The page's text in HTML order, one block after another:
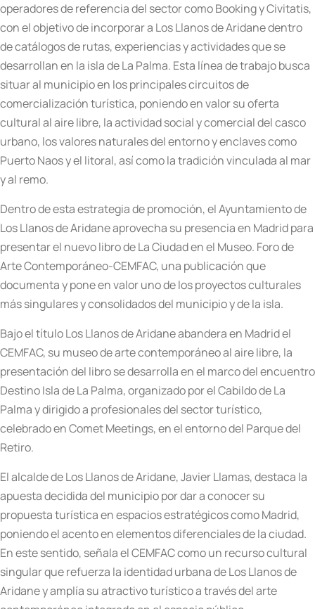
operadores de referencia del sector como Booking y Civitatis,
con el objetivo de incorporar a Los Llanos de Aridane dentro
de catálogos de rutas, experiencias y actividades que se
desarrollan en la isla de La Palma. Esta línea de trabajo busca
situar al municipio en los principales circuitos de
comercialización turística, poniendo en valor su oferta
cultural al aire libre, la actividad social y comercial del casco
urbano, los valores naturales del entorno y enclaves como
Puerto Naos y el litoral, así como la tradición vinculada al mar
y al remo.
Dentro de esta estrategia de promoción, el Ayuntamiento de
Los Llanos de Aridane aprovecha su presencia en Madrid para
presentar el nuevo libro de La Ciudad en el Museo. Foro de
Arte Contemporáneo-CEMFAC, una publicación que
documenta y pone en valor uno de los proyectos culturales
más singulares y consolidados del municipio y de la isla.
Bajo el título Los Llanos de Aridane abandera en Madrid el
CEMFAC, su museo de arte contemporáneo al aire libre, la
presentación del libro se desarrolla en el marco del encuentro
Destino Isla de La Palma, organizado por el Cabildo de La
Palma y dirigido a profesionales del sector turístico,
celebrado en Comet Meetings, en el entorno del Parque del
Retiro.
El alcalde de Los Llanos de Aridane, Javier Llamas, destaca la
apuesta decidida del municipio por dar a conocer su
propuesta turística en espacios estratégicos como Madrid,
poniendo el acento en elementos diferenciales de la ciudad.
En este sentido, señala el CEMFAC como un recurso cultural
singular que refuerza la identidad urbana de Los Llanos de
Aridane y amplía su atractivo turístico a través del arte